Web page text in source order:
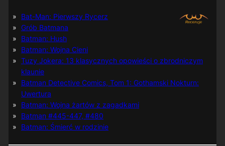
Bat-Man: Pierwszy Rycerz
Grób Batmana
Batman: Hush
Batman: Wojna Cieni
Tuzy Jokera: 13 klasycznych opowieści o zbrodniczym
klaunie
Batman Detective Comics, Tom 1: Gothamski Nokturn:
Uwertura
Batman: Wojna żartów z zagadkami
Batman #445-447, #480
Batman: Śmierć w rodzinie